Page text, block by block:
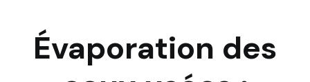
Évaporation des